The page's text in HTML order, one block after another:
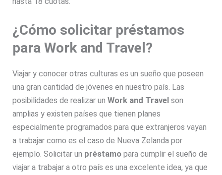
¿Cómo solicitar préstamos
para Work and Travel?
Viajar y conocer otras culturas es un sueño que poseen
una gran cantidad de jóvenes en nuestro país. Las
posibilidades de realizar unWork and Travel son
amplias y existen países que tienen planes
especialmente programados para que extranjeros vayan
a trabajar como es el caso de Nueva Zelanda por
ejemplo. Solicitar un préstamo para cumplir el sueño de
viajar a trabajar a otro país es una excelente idea, ya que